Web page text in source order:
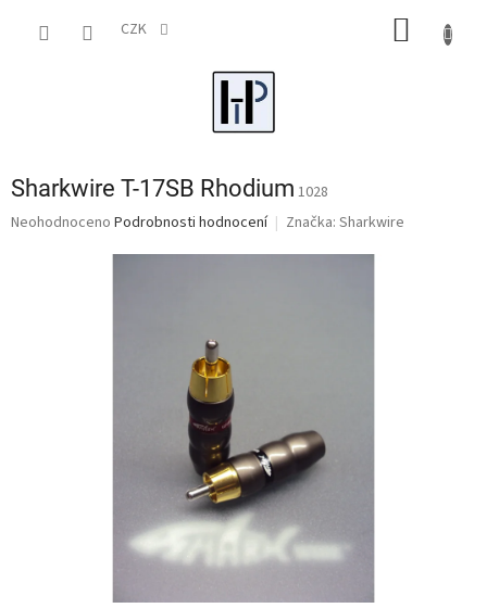
CZK
Sharkwire T-17SB Rhodium 1028
Průměrné
Neohodnoceno Podrobnosti hodnocení Značka: Sharkwire